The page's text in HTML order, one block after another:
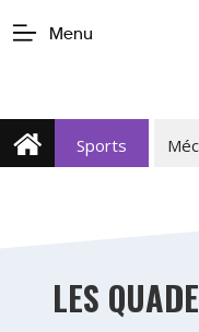
Menu
Sports
LES